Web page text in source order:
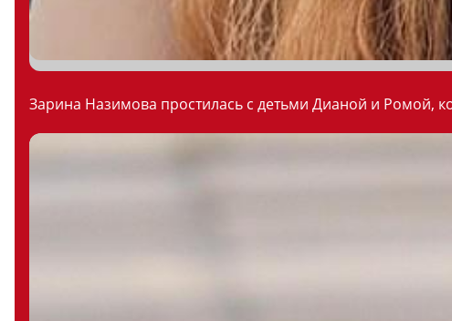
Зарина Назимова простилась с детьми Дианой и Ромой,